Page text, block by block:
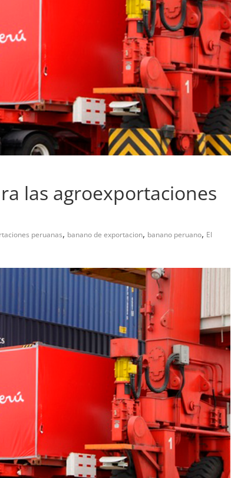
las agroexportaciones
peruanas, banano de exportacion, banano peruano, El